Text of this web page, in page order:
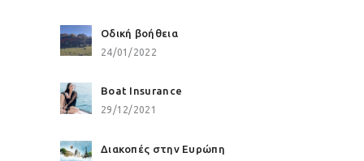
Οδική βοήθεια
24/01/2022
Boat Insurance
29/12/2021
Διακοπές στην Ευρώπη